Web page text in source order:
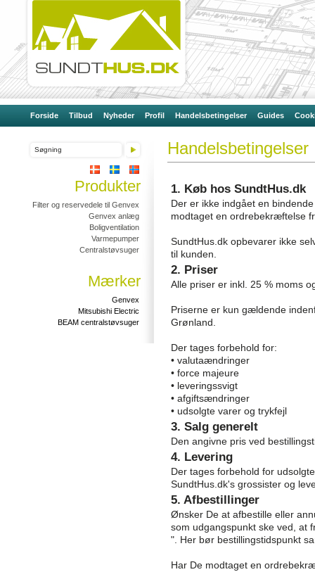
Forside Tilbud Nyheder Profil Handelsbetingelser Guides
Produkter
Filter og reservedele til Genvex
Genvex anlæg
Boligventilation
Varmepumper
Centralstøvsuger
Mærker
Genvex
Mitsubishi Electric
BEAM centralstøvsuger
Handelsbetingelser
1. Køb hos SundtHus.dk
Der er ikke indgået en
modtaget en ordrebekræftelse
SundtHus.dk opbevarer ikke
til kunden.
2. Priser
Alle priser er inkl. 25 % moms
Priserne er kun gældende
Grønland.
Der tages forbehold for:
• valutaændringer
• force majeure
• leveringssvigt
• afgiftsændringer
• udsolgte varer og trykfejl
3. Salg generelt
Den angivne pris ved
4. Levering
Der tages forbehold for
SundtHus.dk's grossister og
5. Afbestillinger
Ønsker De at afbestille eller
som udgangspunkt ske ved, at
". Her bør bestillingstidspunkt
Har De modtaget en